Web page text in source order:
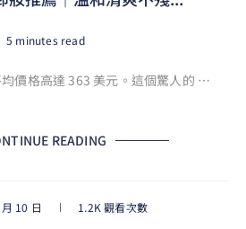
5 minutes read
價格高達 363 美元。這個驚人的 …
READING
10 日 1.2K 觀看次數